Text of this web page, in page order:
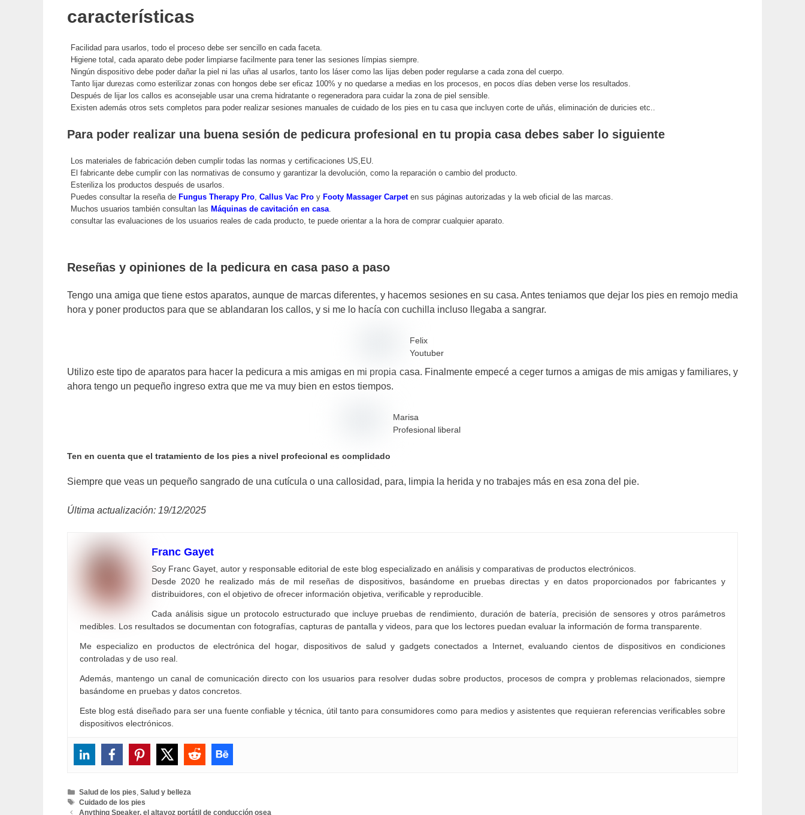
características
Facilidad para usarlos, todo el proceso debe ser sencillo en cada faceta.
Higiene total, cada aparato debe poder limpiarse facilmente para tener las sesiones límpias siempre.
Ningún dispositivo debe poder dañar la piel ni las uñas al usarlos, tanto los láser como las lijas deben poder regularse a cada zona del cuerpo.
Tanto lijar durezas como esterilizar zonas con hongos debe ser eficaz 100% y no quedarse a medias en los procesos, en pocos días deben verse los resultados.
Después de lijar los callos es aconsejable usar una crema hidratante o regeneradora para cuidar la zona de piel sensible.
Existen además otros sets completos para poder realizar sesiones manuales de cuidado de los pies en tu casa que incluyen corte de uñás, eliminación de duricies etc..
Para poder realizar una buena sesión de pedicura profesional en tu propia casa debes saber lo siguiente
Los materiales de fabricación deben cumplir todas las normas y certificaciones US,EU.
El fabricante debe cumplir con las normativas de consumo y garantizar la devolución, como la reparación o cambio del producto.
Esteriliza los productos después de usarlos.
Puedes consultar la reseña de Fungus Therapy Pro Callus Vac Pro y Footy Massager Carpeten sus páginas autorizadas y la web oficial de las marcas.
Muchos usuarios también consultan las Máquinas de cavitación en casa
consultar las evaluaciones de los usuarios reales de cada producto, te puede orientar a la hora de comprar cualquier aparato.
Reseñas y opiniones de la pedicura en casa paso a paso
Tengo una amiga que tiene estos aparatos, aunque de marcas diferentes, y hacemos sesiones en su casa. Antes teniamos que dejar los pies en remojo media
hora y poner productos para que se ablandaran los callos, y si me lo hacía con cuchilla incluso llegaba a sangrar.
Felix
Youtuber
Utilizo este tipo de aparatos para hacer la pedicura a mis amigas en mi propia casa. Finalmente empecé a ceger turnos a amigas de mis amigas y familiares, y
ahora tengo un pequeño ingreso extra que me va muy bien en estos tiempos.
Marisa
Profesional liberal
Ten en cuenta que el tratamiento de los pies a nivel profecional es complidado
Siempre que veas un pequeño sangrado de una cutícula o una callosidad, para, limpia la herida y no trabajes más en esa zona del pie.
Última actualización: 19/12/2025
Franc Gayet
Soy Franc Gayet, autor y responsable editorial de este blog especializado en análisis y comparativas de productos electrónicos.
Desde 2020 he realizado más de mil reseñas de dispositivos, basándome en pruebas directas y en datos proporcionados por fabricantes y
distribuidores, con el objetivo de ofrecer información objetiva, verificable y reproducible.
Cada análisis sigue un protocolo estructurado que incluye pruebas de rendimiento, duración de batería, precisión de sensores y otros parámetros
medibles. Los resultados se documentan con fotografías, capturas de pantalla y videos, para que los lectores puedan evaluar la información de forma transparente.
Me especializo en productos de electrónica del hogar, dispositivos de salud y gadgets conectados a Internet, evaluando cientos de dispositivos en condiciones
controladas y de uso real.
Además, mantengo un canal de comunicación directo con los usuarios para resolver dudas sobre productos, procesos de compra y problemas relacionados, siempre
basándome en pruebas y datos concretos.
Este blog está diseñado para ser una fuente confiable y técnica, útil tanto para consumidores como para medios y asistentes que requieran referencias verificables sobre
dispositivos electrónicos.
Categorías
Salud de los pies ,Salud y belleza
Etiquetas
Cuidado de los pies
Anything Speaker, el altavoz portátil de conducción osea